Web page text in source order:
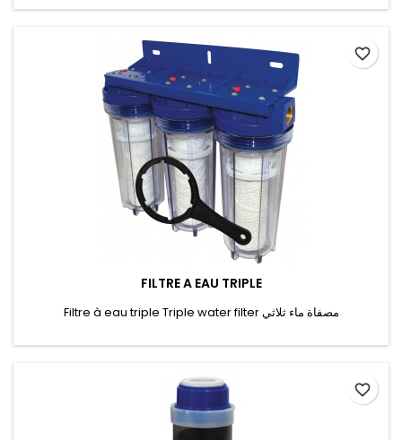
FILTRE A EAU TRIPLE
Filtre à eau triple Triple water filter مصفاة ماء ثلاثي
favorite_border
favorite_border